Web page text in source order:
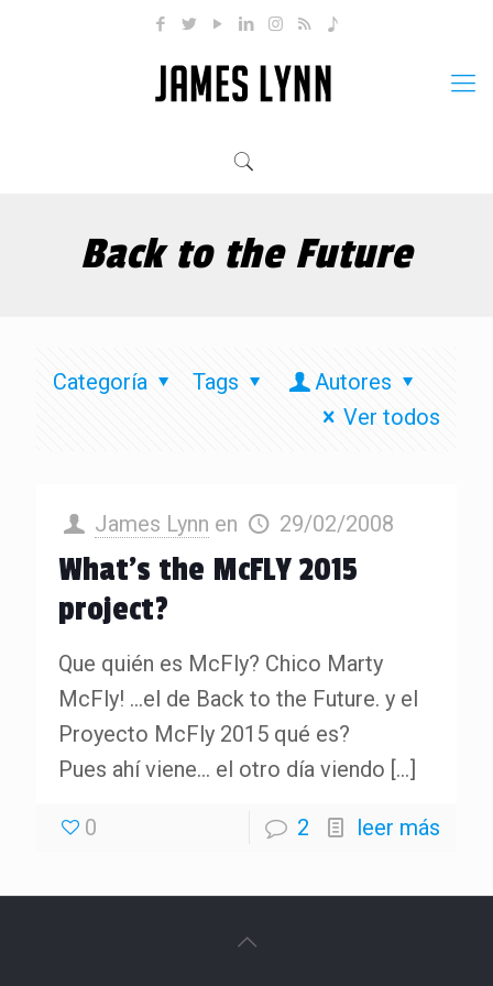
Back to the Future
Categoría Tags
Autores
Ver todos
James Lynn en 29/02/2008
What’s the McFLY 2015
project?
Que quién es McFly? Chico Marty
McFly! …el de Back to the Future. y el
Proyecto McFly 2015 qué es?
Pues ahí viene… el otro día viendo […]
0 2 leer más